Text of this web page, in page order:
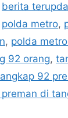
berita
polda metro,
, polda
92 orang,
92
di